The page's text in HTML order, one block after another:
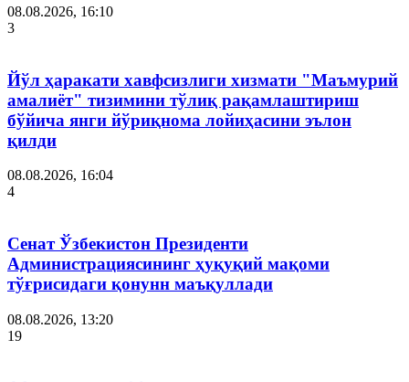
08.08.2026, 16:10
3
Йўл ҳаракати хавфсизлиги хизмати "Маъмурий
амалиёт" тизимини тўлиқ рақамлаштириш
бўйича янги йўриқнома лойиҳасини эълон
қилди
08.08.2026, 16:04
4
Сенат Ўзбекистон Президенти
Администрациясининг ҳуқуқий мақоми
тўғрисидаги қонунн маъқуллади
08.08.2026, 13:20
19